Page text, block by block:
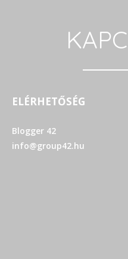
ELÉRHETŐSÉG
Blogger 42
info@group42.hu